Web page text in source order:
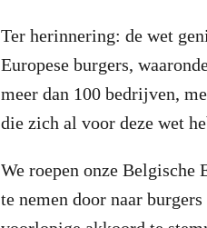
Ter herinnering: de wet
Europese burgers,
meer dan 100 bedrijven,
die zich al voor deze wet
We roepen onze
te nemen door naar